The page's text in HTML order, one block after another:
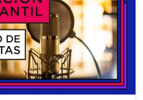
de la Competencia, anunciar los
de la Edición 2022 de la Competencia
a nivel regional. CATEGORIA 1 –
Nicolás Mechehem – AES-ECOS
Lorenzo Aras – AES-TAMABA
Nicolás Eduardo […]